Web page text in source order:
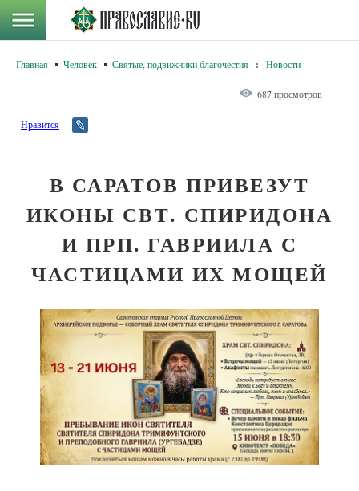
Главная Человек Святые, подвижники благочестия : Новости
687 просмотров
Нравится
В САРАТОВ ПРИВЕЗУТ
ИКОНЫ СВТ. СПИРИДОНА
И ПРП. ГАВРИИЛА С
ЧАСТИЦАМИ ИХ МОЩЕЙ